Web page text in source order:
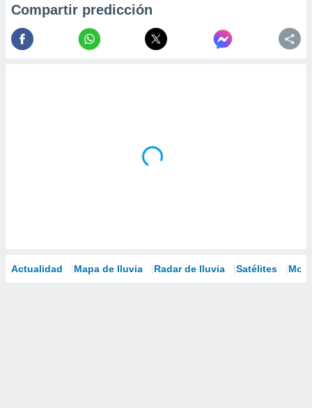
Compartir predicción
Actualidad Mapa de lluvia Radar de lluvia Satélites